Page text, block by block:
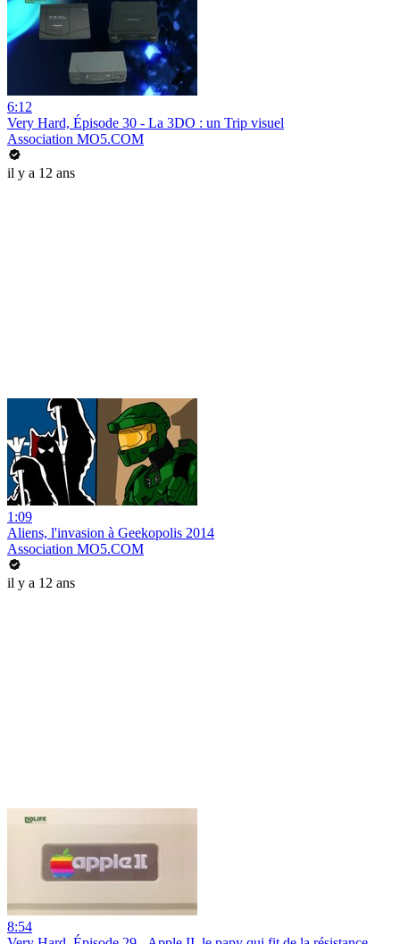
6:12
Very Hard, Épisode 30 - La 3DO : un Trip visuel
Association MO5.COM
il y a 12 ans
1:09
Aliens, l'invasion à Geekopolis 2014
Association MO5.COM
il y a 12 ans
8:54